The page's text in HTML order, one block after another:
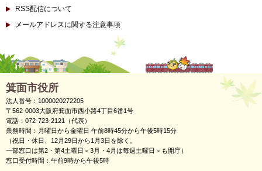
RSS配信について
メールアドレスに関する注意事項
箕面市役所
法人番号：1000020272205
〒562-0003大阪府箕面市西小路4丁目6番1号
電話：072-723-2121（代表）
業務時間：月曜日から金曜日 午前8時45分から午後5時15分
（祝日・休日、12月29日から1月3日を除く。
一部窓口は第2・第4土曜日＜3月・4月は毎週土曜日＞も開庁）
窓口受付時間：午前9時から午後5時